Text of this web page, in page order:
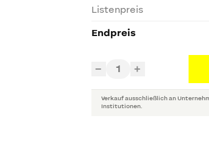
Listenpreis
Endpreis
− 1 +
Verkauf ausschließlich an
Institutionen.